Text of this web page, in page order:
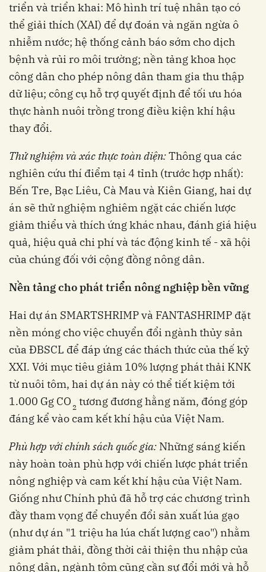
triển và triển khai: Mô hình trí tuệ nhân tạo có
thể giải thích (XAI) để dự đoán và ngăn ngừa ô
nhiễm nước; hệ thống cảnh báo sớm cho dịch
bệnh và rủi ro môi trường; nền tảng khoa học
công dân cho phép nông dân tham gia thu thập
dữ liệu; công cụ hỗ trợ quyết định để tối ưu hóa
thực hành nuôi trồng trong điều kiện khí hậu
thay đổi.
Thử nghiệm vàxác thực toàn diện:Thông qua các
nghiên cứu thí điểm tại 4 tỉnh (trước hợp nhất):
Bến Tre, Bạc Liêu, Cà Mau và Kiên Giang, hai dự
án sẽ thử nghiệm nghiêm ngặt các chiến lược
giảm thiểu và thích ứng khác nhau, đánh giá hiệu
quả, hiệu quả chi phí và tác động kinh tế - xã hội
của chúng đối với cộng đồng nông dân.
Nền tảng cho phát triển nông nghiệp bền vững
Hai dự án SMARTSHRIMP và FANTASHRIMP đặt
nền móng cho việc chuyển đổi ngành thủy sản
của ĐBSCL để đáp ứng các thách thức của thế kỷ
XXI. Với mục tiêu giảm 10% lượng phát thải KNK
từ nuôi tôm, hai dự án này có thể tiết kiệm tới
1.000 Gg CO 2 tương đương hằng năm, đóng góp
đáng kể vào cam kết khí hậu của Việt Nam.
Phù hợp vớichính sáchquốc gia: Những sáng kiến
này hoàn toàn phù hợp với chiến lược phát triển
nông nghiệp và cam kết khí hậu của Việt Nam.
Giống như Chính phủ đã hỗ trợ các chương trình
đầy tham vọng để chuyển đổi sản xuất lúa gạo
(như dự án "1 triệu ha lúa chất lượng cao") nhằm
giảm phát thải, đồng thời cải thiện thu nhập của
nông dân, ngành tôm cũng cần sự đổi mới và hỗ